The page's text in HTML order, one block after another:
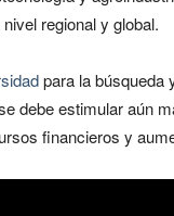
regional y global.
para la búsqueda
debe estimular aún
financieros y